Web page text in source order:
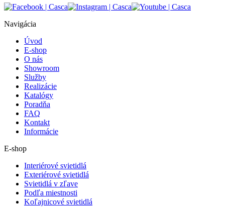
Navigácia
Úvod
E-shop
O nás
Showroom
Služby
Realizácie
Katalógy
Poradňa
FAQ
Kontakt
Informácie
E-shop
Interiérové svietidlá
Exteriérové svietidlá
Svietidlá v zľave
Podľa miestnosti
Koľajnicové svietidlá